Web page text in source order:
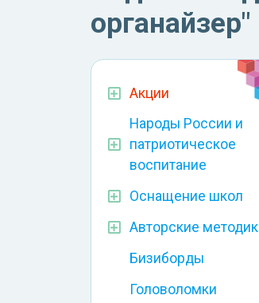
органайзер"
Акции
Народы России и
патриотическое
воспитание
Оснащение школ
Авторские
Бизиборды
Головоломки